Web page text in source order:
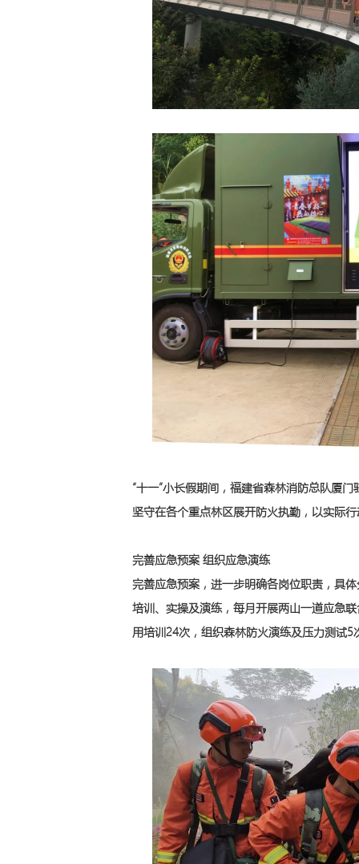
“十一”小长假期间，福建省森林消防总队厦
坚守在各个重点林区展开防火执勤，以实际
完善应急预案 组织应急演练
完善应急预案，进一步明确各岗位职责，具
培训、实操及演练，每月开展两山一道应急
用培训24次，组织森林防火演练及压力测试